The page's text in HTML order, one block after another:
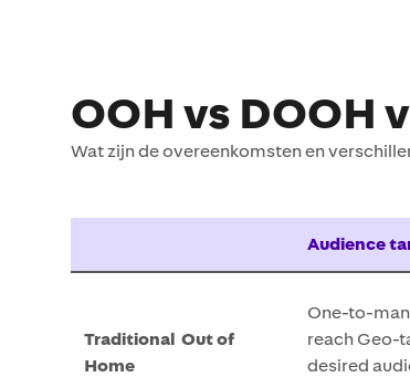
OOH vs DOOH
Wat zijn de overeenkomsten en
Audience
Traditional ​ Out of
Home
One-to-
reach​ Geo-
desired